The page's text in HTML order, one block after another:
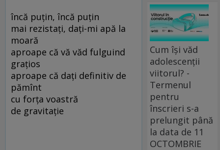
încă puţin, încă puţin
mai rezistaţi, daţi-mi apă la
moară
aproape că vă văd fulguind
graţios
aproape că daţi definitiv de
pămînt
cu forţa voastră
de gravitaţie
Cum își văd
adolescenții
viitorul? -
Termenul
pentru
înscrieri s-a
prelungit până
la data de 11
OCTOMBRIE